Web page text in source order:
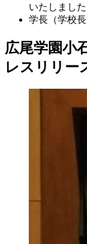
いたしました
学長（学校長
広尾学園小
レスリリー